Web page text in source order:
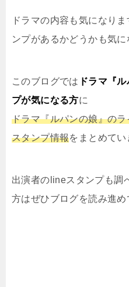
ドラマの内容も気になり
ンプがあるかどうかも気に
このブログでは ドラマ『
プが気になる方に
ドラマ『ルパンの娘』の
スタンプ情報をまとめてい
出演者のlineスタンプも調
方はぜひブログを読み進め